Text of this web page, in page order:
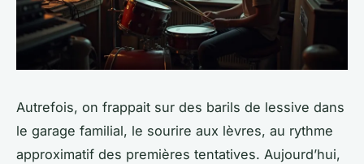
Autrefois, on frappait sur des barils de lessive dans
le garage familial, le sourire aux lèvres, au rythme
approximatif des premières tentatives. Aujourd’hui,